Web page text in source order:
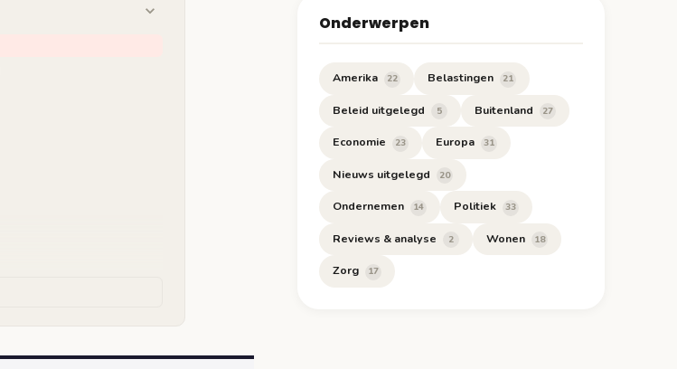
Onderwerpen
Amerika 22 Belastingen 21
Beleid uitgelegd 5 Buitenland 27
Economie 23 Europa 31
Nieuws uitgelegd 20
Ondernemen 14 Politiek 33
Reviews & analyse 2 Wonen 18
Zorg 17